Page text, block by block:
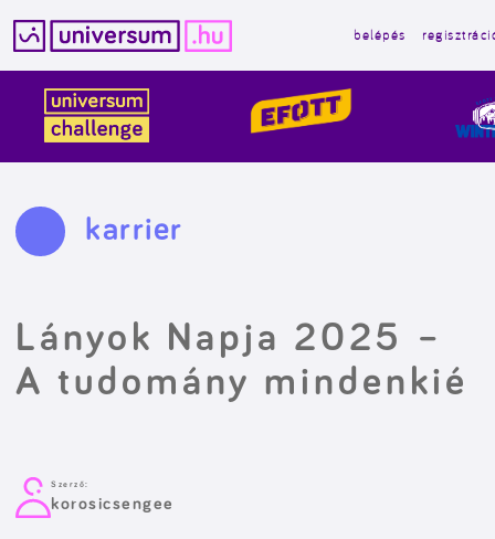
tartalomba
belépés
karrier
Lányok Napja 2025 –
A tudomány mindenkié
Szerző:
korosicsengee